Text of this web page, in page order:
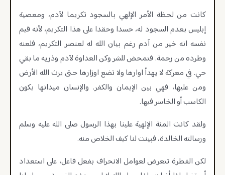
كانت من لحظة الأمر الإلهي بالسجود تكريما لآدم، ومعصية
إبليس بعدم السجود له، حسدا وحقدا على هذا التكريم، لأنه قيم
نفسه انه خير من آدم رغم بيان الله له لعنصر التكريم، فلعنه
وطرده من رحمة. فتمحض للشر وكن العداوة لآدم وذريه ما بقي
حي. في معركة لا يهدأ اوارها ولا تضع اوزارها حتى يرث الله الأرض
ومن عليها، فهي بين الإيمان والكفر. والإنسان ميدانها يكون
الكاسب أو الخاسر فيها.
ولقد كانت المنة الإلهية علينا بهذا الرسول صلى الله عليه وسلم
ورسالته الخالدة، فبينت لنا كيف الخلاص منه.
لكن الفطرة تتعرض لعوامل الانحراف بفعل فاعل، على استعداد